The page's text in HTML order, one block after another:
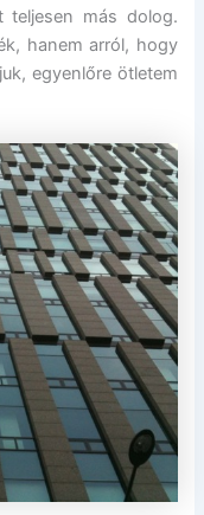
teljesen más dolog.
hanem arról, hogy
egyenlőre ötletem